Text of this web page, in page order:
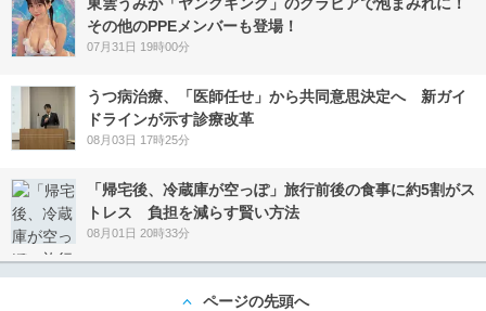
その他のPPEメンバーも登場！
07月31日 19時00分
うつ病治療、「医師任せ」から共同意思決定へ 新ガイ
ドラインが示す診療改革
08月03日 17時25分
「帰宅後、冷蔵庫が空っぽ」旅行前後の食事に約5割がス
トレス 負担を減らす賢い方法
08月01日 20時33分
ページの先頭へ